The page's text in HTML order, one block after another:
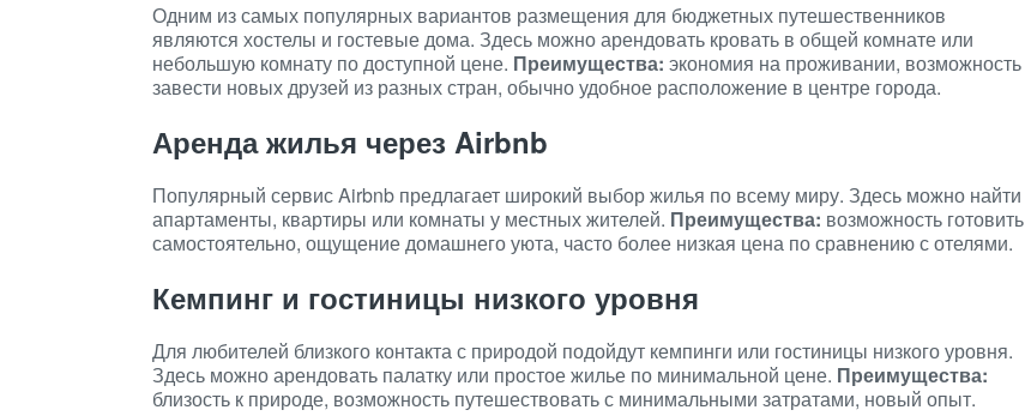
Одним из самых популярных вариантов размещения для бюджетных путешественников
являются хостелы и гостевые дома. Здесь можно арендовать кровать в общей комнате или
небольшую комнату по доступной цене. Преимущества: экономия на проживании, возможность
завести новых друзей из разных стран, обычно удобное расположение в центре города.
Аренда жилья через Airbnb
Популярный сервис Airbnb предлагает широкий выбор жилья по всему миру. Здесь можно найти
апартаменты, квартиры или комнаты у местных жителей. Преимущества: возможность готовить
самостоятельно, ощущение домашнего уюта, часто более низкая цена по сравнению с отелями.
Кемпинг и гостиницы низкого уровня
Для любителей близкого контакта с природой подойдут кемпинги или гостиницы низкого уровня.
Здесь можно арендовать палатку или простое жилье по минимальной цене. Преимущества:
близость к природе, возможность путешествовать с минимальными затратами, новый опыт.